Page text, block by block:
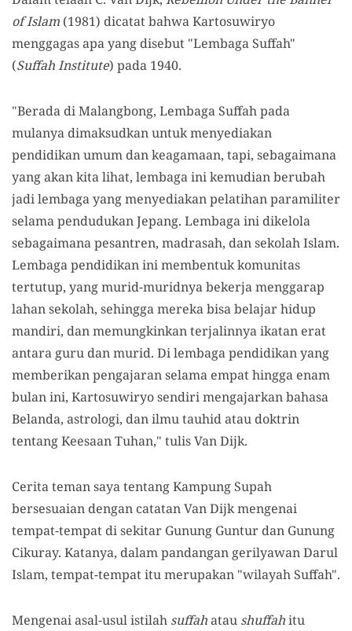
of Islam (1981) dicatat bahwa Kartosuwiryo
menggagas apa yang disebut "Lembaga Suffah"
(Suffah Institute) pada 1940.
"Berada di Malangbong, Lembaga Suffah pada
mulanya dimaksudkan untuk menyediakan
pendidikan umum dan keagamaan, tapi, sebagaimana
yang akan kita lihat, lembaga ini kemudian berubah
jadi lembaga yang menyediakan pelatihan paramiliter
selama pendudukan Jepang. Lembaga ini dikelola
sebagaimana pesantren, madrasah, dan sekolah Islam.
Lembaga pendidikan ini membentuk komunitas
tertutup, yang murid-muridnya bekerja menggarap
lahan sekolah, sehingga mereka bisa belajar hidup
mandiri, dan memungkinkan terjalinnya ikatan erat
antara guru dan murid. Di lembaga pendidikan yang
memberikan pengajaran selama empat hingga enam
bulan ini, Kartosuwiryo sendiri mengajarkan bahasa
Belanda, astrologi, dan ilmu tauhid atau doktrin
tentang Keesaan Tuhan," tulis Van Dijk.
Cerita teman saya tentang Kampung Supah
bersesuaian dengan catatan Van Dijk mengenai
tempat-tempat di sekitar Gunung Guntur dan Gunung
Cikuray. Katanya, dalam pandangan gerilyawan Darul
Islam, tempat-tempat itu merupakan "wilayah Suffah".
Mengenai asal-usul istilah suffahatau shuffahitu